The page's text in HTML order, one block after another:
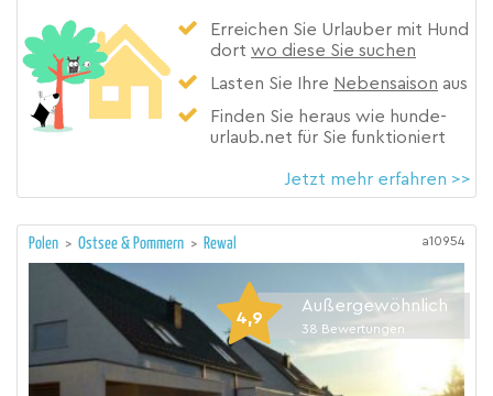
Erreichen Sie Urlauber mit Hund
dort wo diese Sie suchen
Lasten Sie Ihre Nebensaison aus
Finden Sie heraus wie hunde-
urlaub.net für Sie funktioniert
Jetzt mehr erfahren >>
Polen > Ostsee & Pommern > Rewal a10954
4,9
Außergewöhnlich
38 Bewertungen